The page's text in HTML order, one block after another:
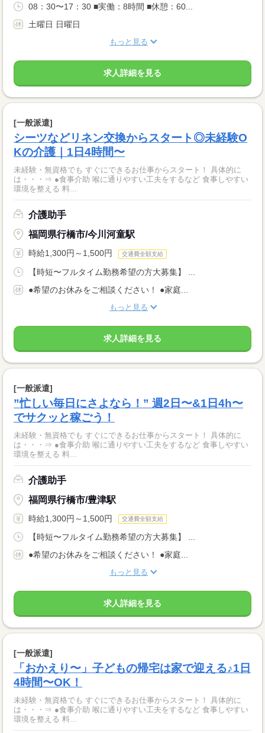
08：30〜17：30 ■実働：8時間 ■休憩：60...
土曜日 日曜日
もっと見る
求人詳細を見る
[一般派遣]
シーツなどリネン交換からスタート◎未経験O
Kの介護｜1日4時間〜
未経験・無資格でも すぐにできるお仕事からスタート！ 具体的に
は・・・⇒ ●食事介助 喉に通りやすい工夫をするなど 食事しやすい
環境を整える 料...
介護助手
福岡県行橋市/今川河童駅
時給1,300円～1,500円 交通費全額支給
【時短〜フルタイム勤務希望の方大募集】 ...
●希望のお休みをご相談ください！ ●家庭...
もっと見る
求人詳細を見る
[一般派遣]
”忙しい毎日にさよなら！” 週2日〜&1日4h〜
でサクッと稼ごう！
未経験・無資格でも すぐにできるお仕事からスタート！ 具体的に
は・・・⇒ ●食事介助 喉に通りやすい工夫をするなど 食事しやすい
環境を整える 料...
介護助手
福岡県行橋市/豊津駅
時給1,300円～1,500円 交通費全額支給
【時短〜フルタイム勤務希望の方大募集】 ...
●希望のお休みをご相談ください！ ●家庭...
もっと見る
求人詳細を見る
[一般派遣]
「おかえり〜」子どもの帰宅は家で迎える♪1日
4時間〜OK！
未経験・無資格でも すぐにできるお仕事からスタート！ 具体的に
は・・・⇒ ●食事介助 喉に通りやすい工夫をするなど 食事しやすい
環境を整える 料...